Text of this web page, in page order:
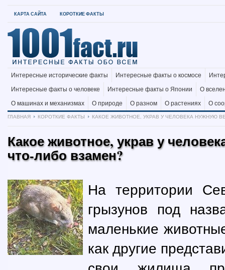
КАРТА САЙТА КОРОТКИЕ ФАКТЫ
Интересные исторические факты Интересные факты о космосе
Интересные факты о человеке
Интересные факты о Японии
О
О машинах и механизмах
О природе О разном О растениях
О
ГЛАВНАЯ
КОРОТКИЕ ФАКТЫ КАКОЕ ЖИВОТНОЕ, УКРАВ У ЧЕЛОВЕКА НУЖНУЮ
Какое животное, украв у
что-либо взамен?
На территории
грызунов под
маленькие
как другие